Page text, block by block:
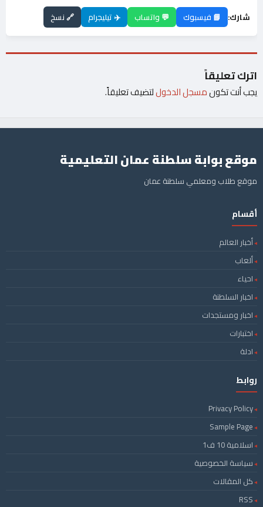
شارك: 📘 فيسبوك 💬 واتساب ✈️ تيليجرام 🔗 نسخ
اترك تعليقاً
يجب أنت تكونمسجل الدخوللتضيف تعليقاً.
موقع بوابة سلطنة عمان التعليمية
موقع طلاب ومعلمي سلطنة عمان
أقسام
أخبار العالم
ألعاب
احياء
اخبار السلطنة
اخبار ومستجدات
اختبارات
ادلة
روابط
Privacy Policy
Sample Page
اسلامية 10 ف1
سياسة الخصوصية
كل المقالات
RSS